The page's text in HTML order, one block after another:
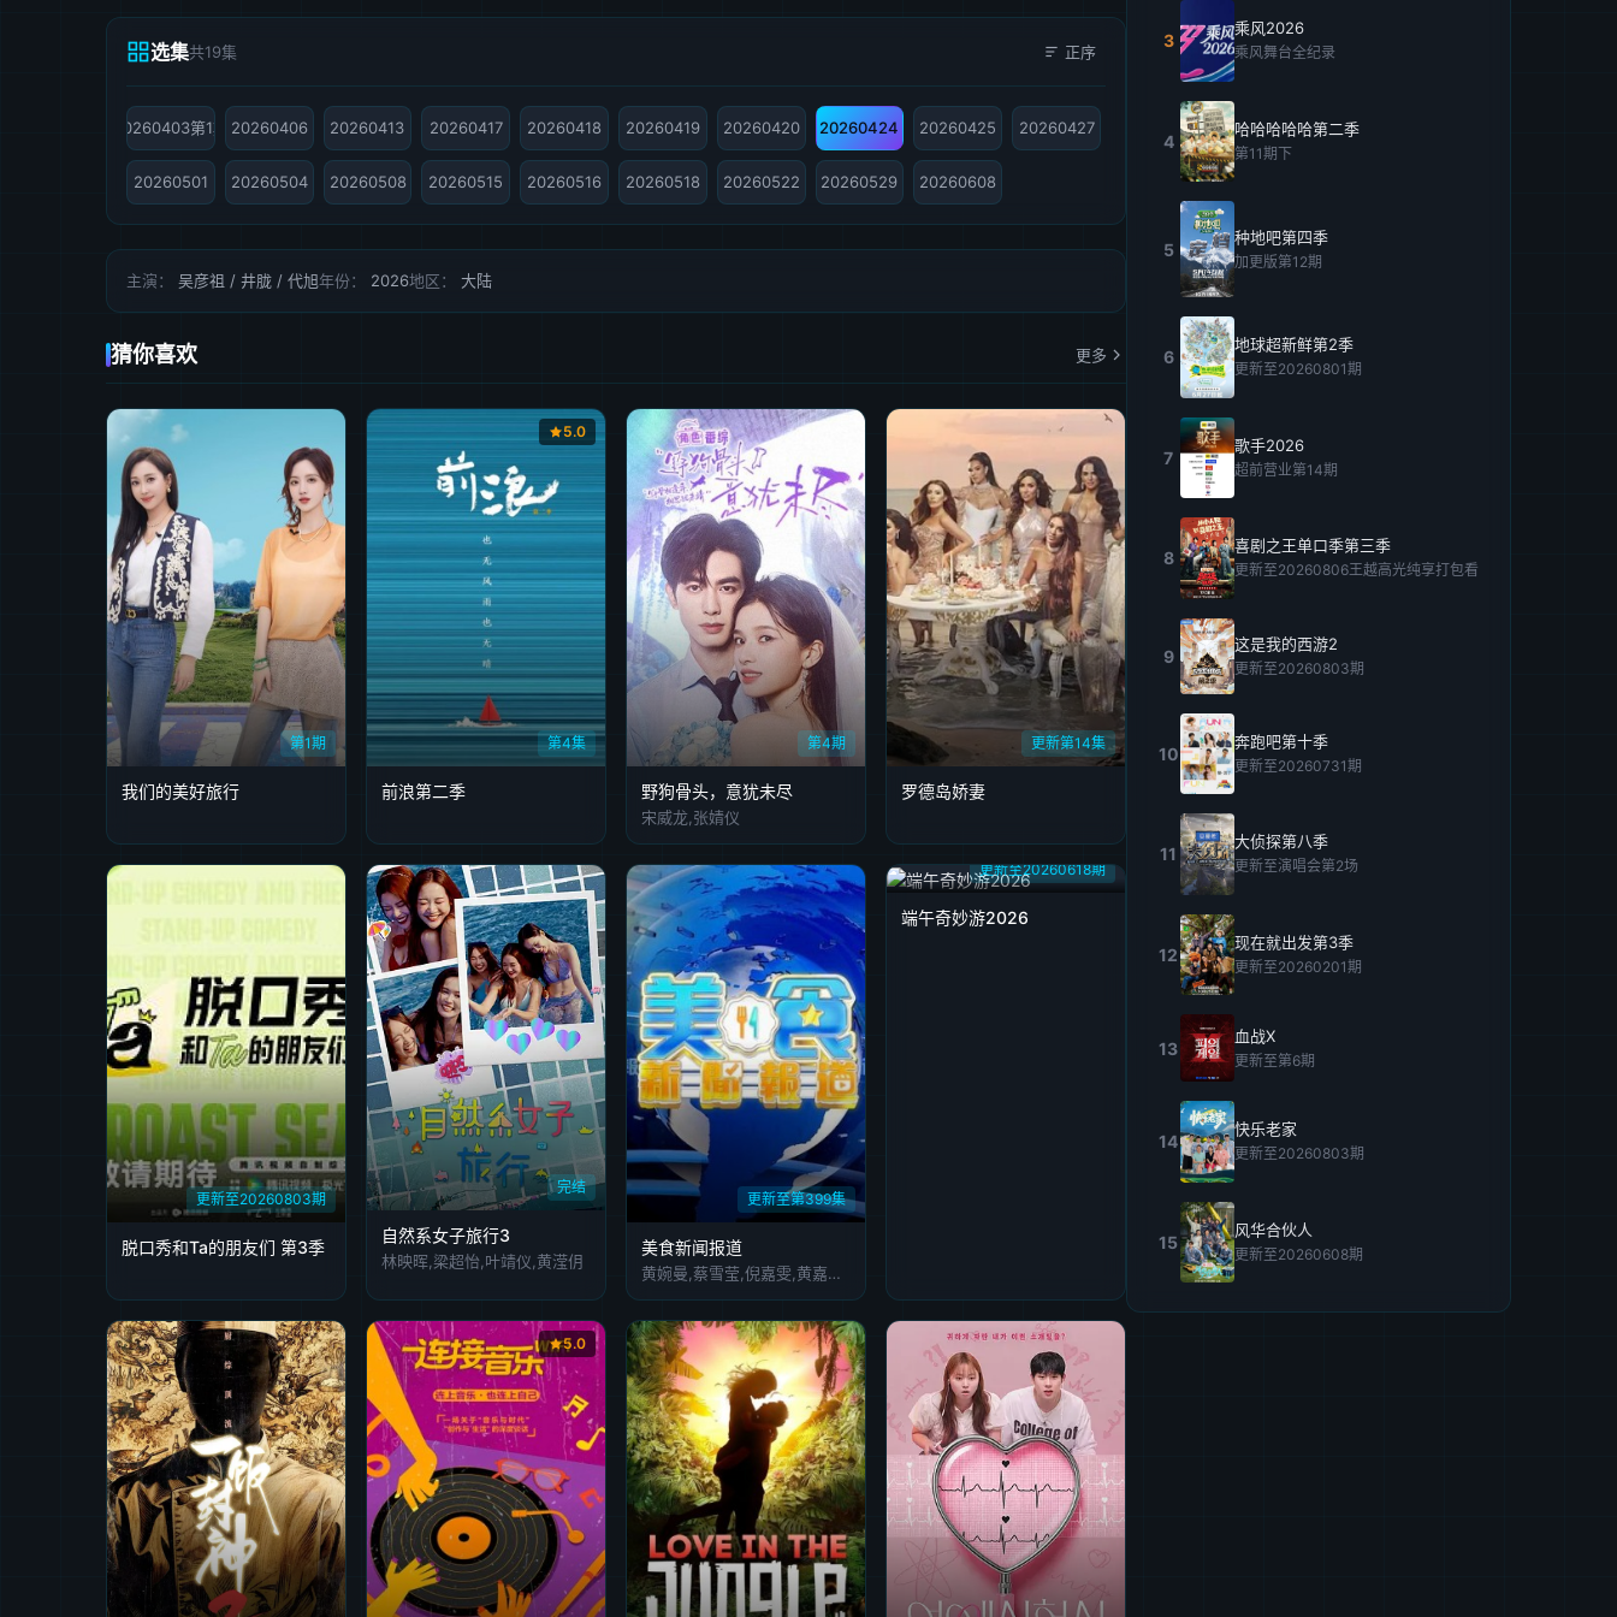
选集共19集 正序
20260403第1期 20260406 20260413 20260417 20260418 20260419 20260420 20260424 20260425 20260427
20260501 20260504 20260508 20260515 20260516 20260518 20260522 20260529 20260608
主演： 吴彦祖 / 井胧 / 代旭年份： 2026地区： 大陆
猜你喜欢 更多
第1期
我们的美好旅行
第4集
5.0
前浪第二季
第4期
野狗骨头，意犹未尽
宋威龙,张婧仪
更新第14集
罗德岛娇妻
更新至20260803期
脱口秀和Ta的朋友们 第3季
完结
自然系女子旅行3
林映晖,梁超怡,叶靖仪,黄滢仴
更新至第399集
美食新闻报道
黄婉曼,蔡雪莹,倪嘉雯,黄嘉雯,廖慧仪,伍倩彤,陈嘉倩,胡敏芝,吴兆麟,吴浩康,巩姿希,陈奂仁,区永权,陈凯琳,姚子羚,麦玲玲,方皓玟,洪永城,冯盈盈,单立文,吴业坤,黄婧灵,叶靖仪,蔡景行,萧正楠,江嘉敏,冼迪琦,何泳芍,栢天男,苏民峰,姜皓文,森美,刘颖镟,温碧霞,禾浩辰,赖彦妤,邵音音,谢嫣薇,彭翔翎,施焯日,布乐文
更新至20260618期
端午奇妙游2026
5.0
3
乘风2026
乘风舞台全纪录
4
哈哈哈哈哈第二季
第11期下
5
种地吧第四季
加更版第12期
6
地球超新鲜第2季
更新至20260801期
7
歌手2026
超前营业第14期
8
喜剧之王单口季第三季
更新至20260806王越高光纯享打包看
9
这是我的西游2
更新至20260803期
10
奔跑吧第十季
更新至20260731期
11
大侦探第八季
更新至演唱会第2场
12
现在就出发第3季
更新至20260201期
13
血战X
更新至第6期
14
快乐老家
更新至20260803期
15
风华合伙人
更新至20260608期